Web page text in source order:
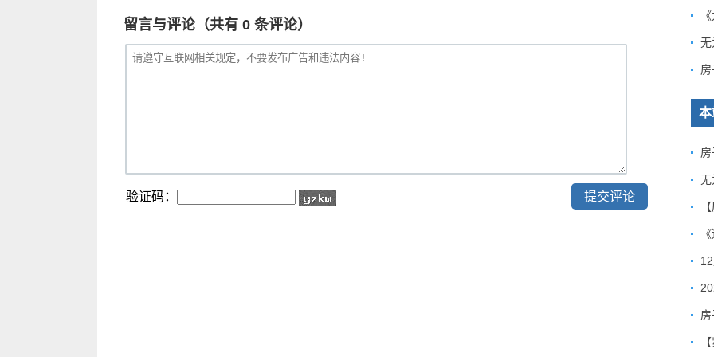
留言与评论（共有 0 条评论）
验证码：
本
无